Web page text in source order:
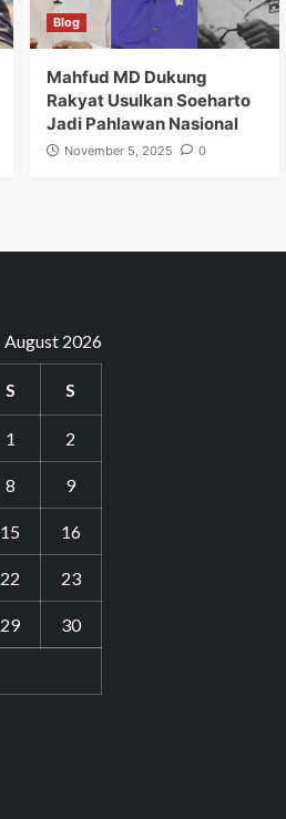
Blog
Mahfud MD Dukung
Rakyat Usulkan Soeharto
Jadi Pahlawan Nasional
November 5, 2025 0
August 2026
S S
1 2
8 9
15 16
22 23
29 30